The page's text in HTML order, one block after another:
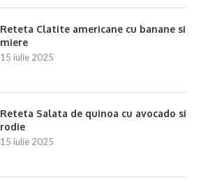
Reteta Clatite americane cu banane si
miere
15 iulie 2025
Reteta Salata de quinoa cu avocado si
rodie
15 iulie 2025